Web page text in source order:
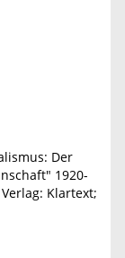
Der
1920-
Klartext;